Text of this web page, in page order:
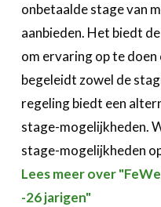
onbetaalde stage van
aanbieden. Het biedt
om ervaring op te
begeleidt zowel de
regeling biedt een
stage-mogelijkheden.
stage-mogelijkheden
Lees meer over
-26 jarigen"